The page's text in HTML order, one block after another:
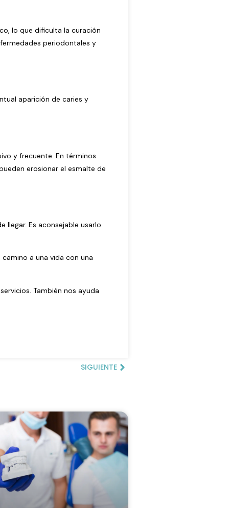
lo que dificulta la curación
periodontales y
aparición de caries y
y frecuente. En términos
erosionar el esmalte de
llegar. Es aconsejable usarlo
a una vida con una
. También nos ayuda
SIGUIENTE